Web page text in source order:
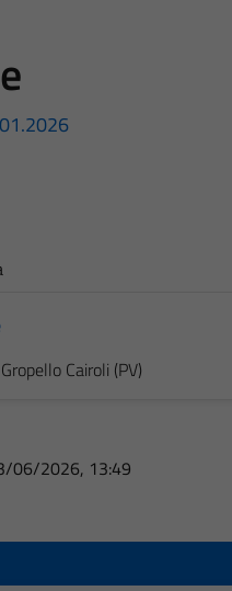
Cairoli (PV)
06/2026, 13:49